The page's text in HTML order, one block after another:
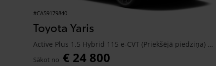
#CA59179840
Toyota Yaris
Active Plus 1.5 Hybrid 115 e-CVT (Priekšējā piedziņa) (68 kW)
Sākot no € 24 800